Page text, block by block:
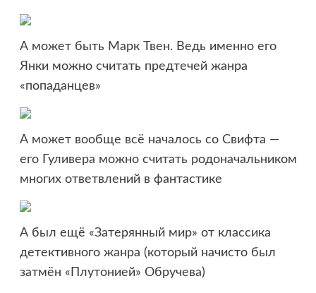
А может быть Марк Твен. Ведь именно его
Янки можно считать предтечей жанра
«попаданцев»
А может вообще всё началось со Свифта —
его Гуливера можно считать родоначальником
многих ответвлений в фантастике
А был ещё «Затерянный мир» от классика
детективного жанра (который начисто был
затмён «Плутонией» Обручева)